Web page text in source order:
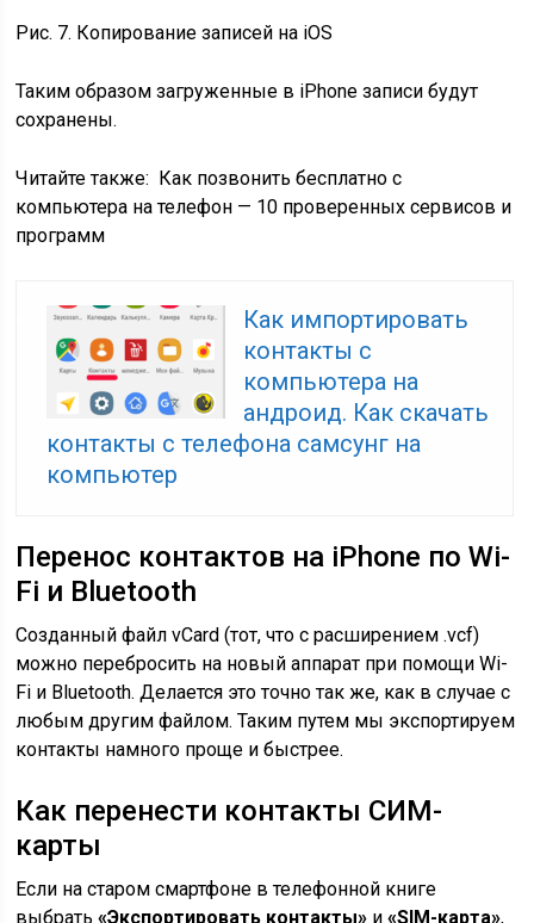
Рис. 7. Копирование записей на iOS
Таким образом загруженные в iPhone записи будут
сохранены.
Читайте также: Как позвонить бесплатно с
компьютера на телефон — 10 проверенных сервисов и
программ
Как импортировать
контакты с
компьютера на
андроид. Как скачать
контакты с телефона самсунг на
компьютер
Перенос контактов на iPhone по Wi-
Fi и Bluetooth
Созданный файл vCard (тот, что с расширением .vcf)
можно перебросить на новый аппарат при помощи Wi-
Fi и Bluetooth. Делается это точно так же, как в случае с
любым другим файлом. Таким путем мы экспортируем
контакты намного проще и быстрее.
Как перенести контакты СИМ-
карты
Если на старом смартфоне в телефонной книге
выбрать«Экспортировать контакты» и«SIM-карта»,